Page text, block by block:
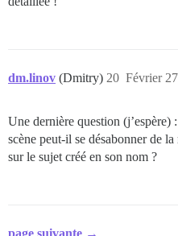
dm.linov (Dmitry) Février
20
Une dernière question
scène peut-il se désabonner de
sur le sujet créé en son nom ?